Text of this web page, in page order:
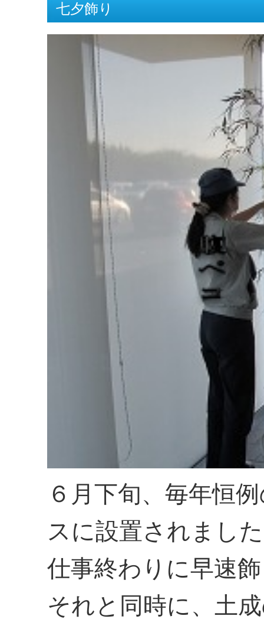
七夕飾り
６月下旬、毎年恒
スに設置されまし
仕事終わりに早速
それと同時に、土